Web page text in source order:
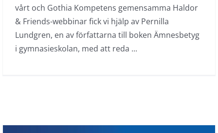
vårt och Gothia Kompetens gemensamma Haldor
& Friends-webbinar fick vi hjälp av Pernilla
Lundgren, en av författarna till boken Ämnesbetyg
i gymnasieskolan, med att reda ...